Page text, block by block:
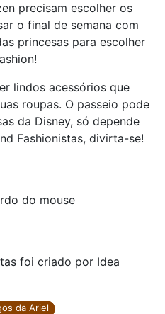
precisam escolher os
o final de semana com
princesas para escolher
lindos acessórios que
roupas. O passeio pode
da Disney, só depende
Fashionistas, divirta-se!
do mouse
foi criado por Idea
da Ariel